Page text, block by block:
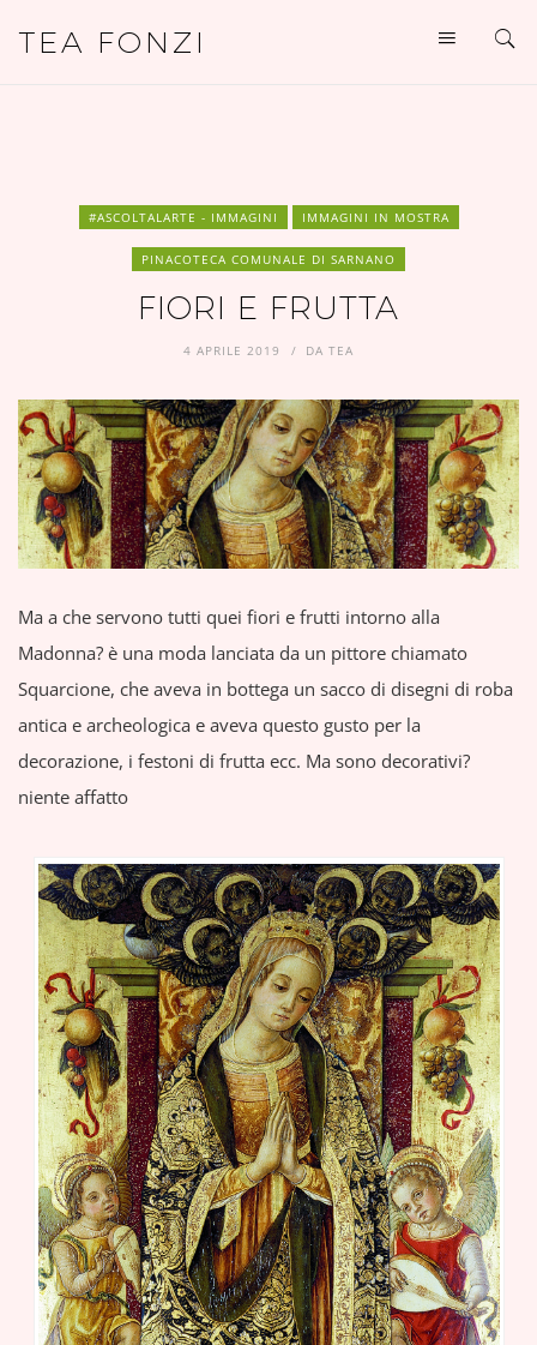
TEA FONZI
#ASCOLTALARTE - IMMAGINI IMMAGINI IN MOSTRA
PINACOTECA COMUNALE DI SARNANO
FIORI E FRUTTA
4 APRILE 2019 DA TEA
Ma a che servono tutti quei fiori e frutti intorno alla
Madonna? è una moda lanciata da un pittore chiamato
Squarcione, che aveva in bottega un sacco di disegni di roba
antica e archeologica e aveva questo gusto per la
decorazione, i festoni di frutta ecc. Ma sono decorativi?
niente affatto